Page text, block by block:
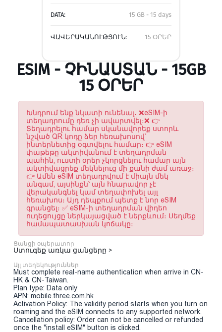
DATA: 15 GB - 15 days
ՎԱՎԵՐԱԿԱՆՈՒԹՅՈՒՆ: 15 ՕՐԵՐ
ESIM - ՉԻՆԱՍՏԱՆ - 15GB
15 ՕՐԵՐ
Խնդրում ենք նկատի ունենալ․ ❌eSIM-ի
տեղադրումը դեռ չի ավարտվել։❌ 👉
Տեղադրելու համար սկանավորեք ստորև
նշված QR կոդը ձեր հեռախոսով՝
ինտերնետից օգտվելու համար։ 👉 eSIM
փաթեթը ակտիվանում է տեղադրման
պահին, ուստի օրեր չկորցնելու համար այն
ակտիվացրեք մեկնելուց մի քանի ժամ առաջ։
👉 Ամեն eSIM տեղադրվում է միայն մեկ
անգամ, այսինքն՝ այն հնարավոր չէ
վերականգնել կամ տեղափոխել այլ
հեռախոս։ Այդ դեպքում պետք է նոր eSIM
գրանցել։ ✅ eSIM-ի տեղադրման վիդեո
ուղեցույցը ներկայացված է ներքևում։ Սեղմեք
համապատասխան կոճակը։
Ցանցի օպերատոր
Ստուգեք առկա ցանցերը >
Այլ տեղեկություններ
Must complete real-name authentication when arrive in CN-
HK & CN-Taiwan.
Plan type: Data only
APN: mobile.three.com.hk
Activation Policy: The validity period starts when you turn on
roaming and the eSIM connects to any supported network.
Cancellation policy: Order can not be cancelled or refunded
once the "install eSIM" button is clicked.